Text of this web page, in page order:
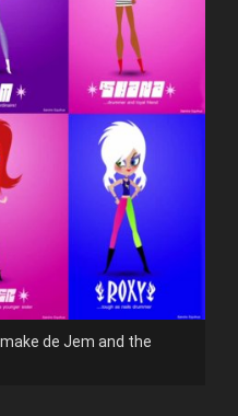
de Jem and the